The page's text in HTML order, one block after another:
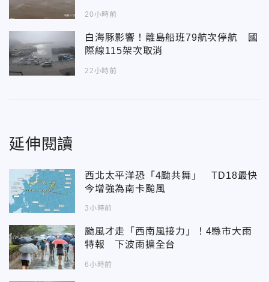
20小時前
白海豚影響！離島船班79航次停航 國
際線115架次取消
22小時前
延伸閱讀
西北太平洋恐「4颱共舞」 TD18最快
今增強為南卡颱風
3小時前
颱風才走「西南風接力」！4縣市大雨
特報 下波雨擴全台
6小時前